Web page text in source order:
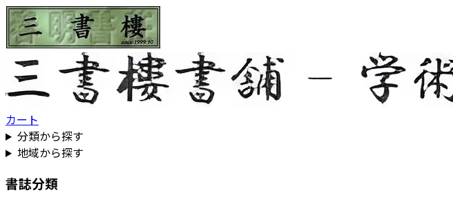
カート
分類から探す
地域から探す
書誌分類